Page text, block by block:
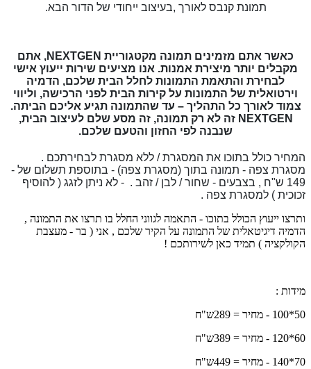
תמונת קנבס לאורך ,בעיצוב ייחודי של הדור הבא.
כאשר אתם מזמינים תמונה מקטגוריית NEXTGEN, אתם
מקבלים יותר מיצירת אמנות. אנו מציעים שירות ייעוץ אישי
לבחירת והתאמת התמונות לחלל הבית שלכם, הדמיה
וירטואלית של התמונות על קירות הבית לפני הרכישה, וליווי
צמוד לאורך כל התהליך – עד שהתמונה תגיע אליכם הביתה.
NEXTGEN זה לא רק תמונה, זה מסע שלם לעיצוב הבית,
שנבנה לפי החזון והטעם שלכם.
המחיר כולל בתוכו את המסגרת / ללא מסגרת לבחירתכם .
מסגרת צפה - תמונה בתוך (מסגרת צפה) - בתוספת תשלום של -
149 ש"ח , בצבעים - שחור / לבן / זהב . - לא ניתן לזגג ( להוסיף
זכוכית ) למסגרת צפה .
ותרצו ייעוץ הכולל בתוכו - התאמה לגווני החלל בו תרצו את התמונה ,
הדמיה דיגיטאלית של התמונה על הקיר שלכם , אני ( בר - מעצבת
הקולקציה ) תמיד כאן לשירותכם !
מידות :
50*100 - מחיר = 289ש"ח
60*120 - מחיר = 389ש"ח
70*140 - מחיר = 449ש"ח